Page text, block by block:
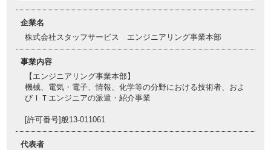
企業名
株式会社スタッフサービス エンジニアリング事業本部
事業内容
【エンジニアリング事業本部】
機械、電気・電子、情報、化学等の分野における技術者、およ
びＩＴエンジニアの派遣・紹介事業
[許可番号]般13-011061
代表者